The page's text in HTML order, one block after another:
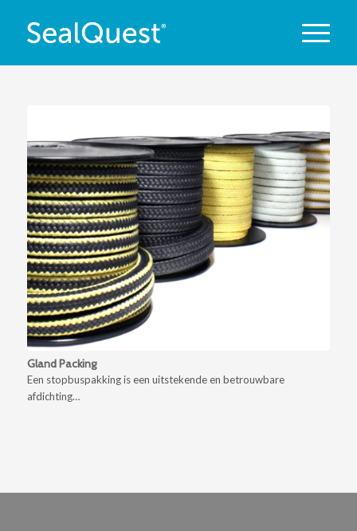
Gland Packing
Een stopbuspakking is een uitstekende en betrouwbare
afdichting…